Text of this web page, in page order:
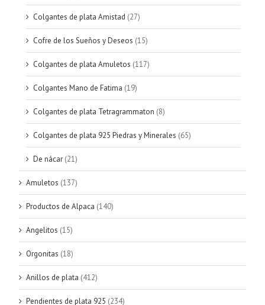
Colgantes de plata Amistad (27)
Cofre de los Sueños y Deseos (15)
Colgantes de plata Amuletos (117)
Colgantes Mano de Fatima (19)
Colgantes de plata Tetragrammaton (8)
Colgantes de plata 925 Piedras y Minerales (65)
De nácar (21)
Amuletos (137)
Productos de Alpaca (140)
Angelitos (15)
Orgonitas (18)
Anillos de plata (412)
Pendientes de plata 925 (234)